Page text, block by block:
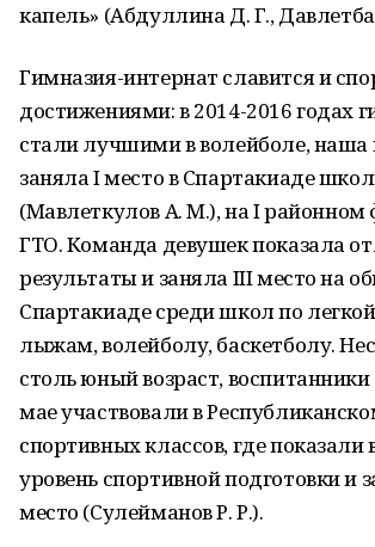
капель» (Абдуллина Д. Г.,
Гимназия-интернат славится и
достижениями: в 2014-2016 годах
стали лучшими в волейболе, наша
заняла I место в Спартакиаде
(Мавлеткулов А. М.), на I районном
ГТО. Команда девушек показала
результаты и заняла III место на
Спартакиаде среди школ по
лыжам, волейболу, баскетболу.
столь юный возраст, воспитанники
мае участвовали в
спортивных классов, где показали
уровень спортивной подготовки и
место (Сулейманов Р. Р.).